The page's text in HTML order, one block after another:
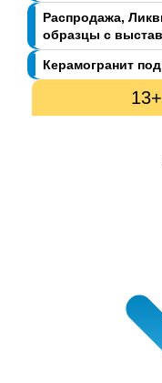
Распродажа,
образцы с
Керамогранит